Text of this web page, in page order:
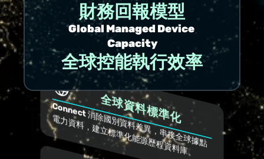
財務回報模型
Global Managed Device
Capacity
全球控能執行效率
全球資料標準化
Connect 消
除
國
別
資
料
差
異
，
串
接
全
球
據
點
電
力
資
料
，
建
立
標
準
化
能
源
歷
程
資
料
庫
。